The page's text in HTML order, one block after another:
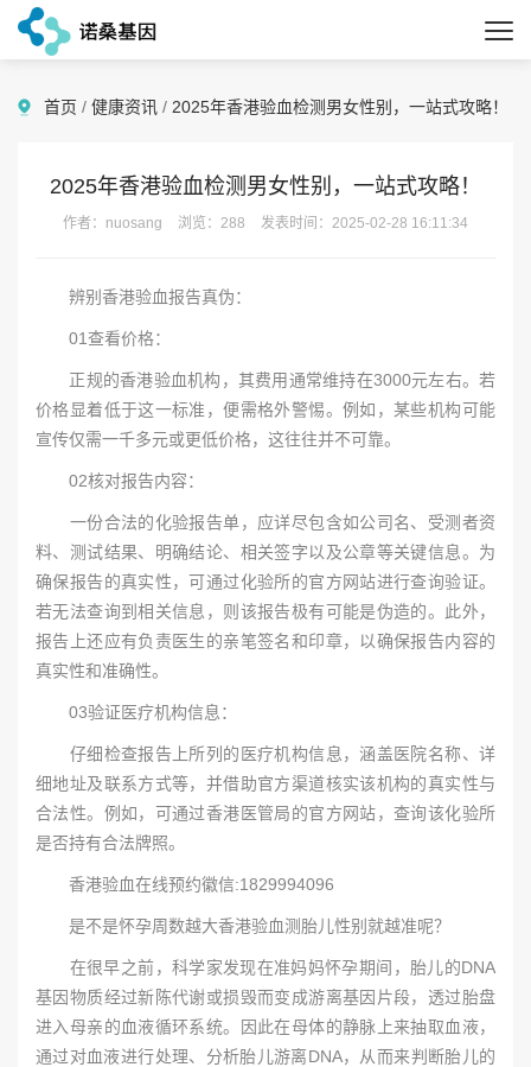
首页 / 健康资讯 / 2025年香港验血检测男女性别，一站式攻略！
2025年香港验血检测男女性别，一站式攻略！
作者：nuosang 浏览：288 发表时间：2025-02-28 16:11:34
辨别香港验血报告真伪：
01查看价格：
正规的香港验血机构，其费用通常维持在3000元左右。若
价格显着低于这一标准，便需格外警惕。例如，某些机构可能
宣传仅需一千多元或更低价格，这往往并不可靠。
02核对报告内容：
一份合法的化验报告单，应详尽包含如公司名、受测者资
料、测试结果、明确结论、相关签字以及公章等关键信息。为
确保报告的真实性，可通过化验所的官方网站进行查询验证。
若无法查询到相关信息，则该报告极有可能是伪造的。此外，
报告上还应有负责医生的亲笔签名和印章，以确保报告内容的
真实性和准确性。
03验证医疗机构信息：
仔细检查报告上所列的医疗机构信息，涵盖医院名称、详
细地址及联系方式等，并借助官方渠道核实该机构的真实性与
合法性。例如，可通过香港医管局的官方网站，查询该化验所
是否持有合法牌照。
香港验血在线预约徽信:1829994096
是不是怀孕周数越大香港验血测胎儿性别就越准呢？
在很早之前，科学家发现在准妈妈怀孕期间，胎儿的DNA
基因物质经过新陈代谢或损毁而变成游离基因片段，透过胎盘
进入母亲的血液循环系统。因此在母体的静脉上来抽取血液，
通过对血液进行处理、分析胎儿游离DNA，从而来判断胎儿的